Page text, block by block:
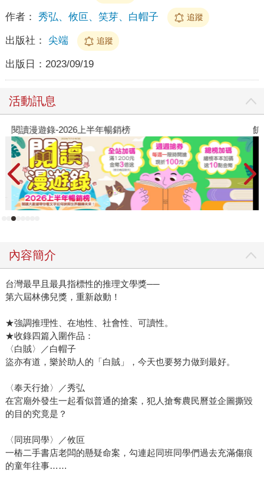
作者： 秀弘、攸叵、笑芽、白帽子 追蹤
出版社： 尖端 追蹤
出版日： 2023/09/19
活動訊息
閱讀漫遊錄-2026上半年暢銷榜 飢
內容簡介
台灣最早且最具指標性的推理文學獎──
第六屆林佛兒獎，重新啟動！
★強調推理性、在地性、社會性、可讀性。
★收錄四篇入圍作品：
〈白賊〉／白帽子
盜亦有道，樂於助人的「白賊」，今天也要努力做到最好。
〈奉天行搶〉／秀弘
在宮廟外發生一起看似普通的搶案，犯人搶奪農民曆並企圖撕毀
的目的究竟是？
〈同班同學〉／攸叵
一樁二手書店老闆的懸疑命案，勾連起同班同學們過去充滿傷痕
的童年往事……